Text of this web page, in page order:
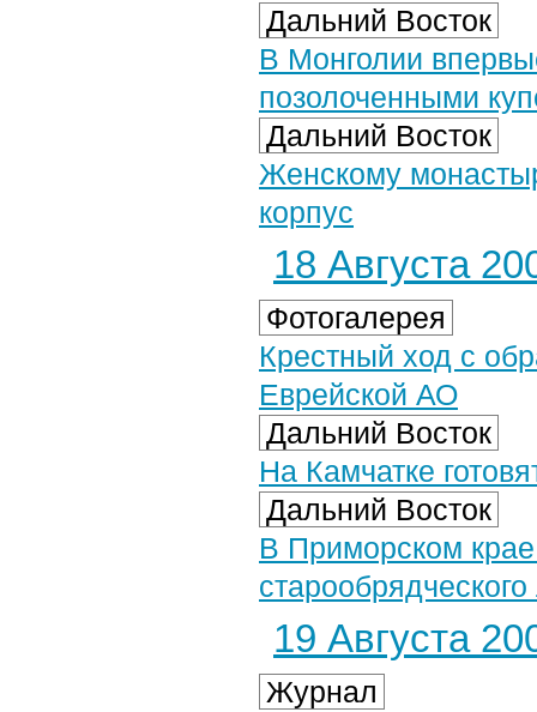
Дальний Восток
В Монголии
позолоченными
Дальний Восток
Женскому
корпус
18 Августа
Фотогалерея
Крестный ход с
Еврейской АО
Дальний Восток
На Камчатке
Дальний Восток
В Приморском крае
старообрядческого
19 Августа
Журнал